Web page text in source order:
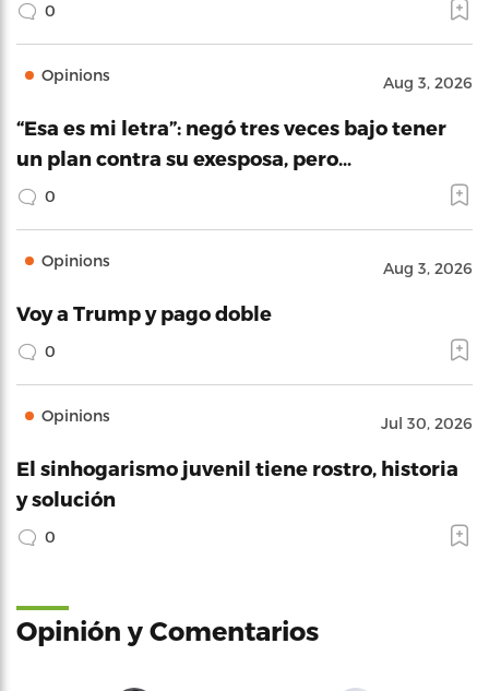
0
Opinions Aug 3, 2026
“Esa es mi letra”: negó tres veces bajo tener
un plan contra su exesposa, pero…
0
Opinions Aug 3, 2026
Voy a Trump y pago doble
0
Opinions Jul 30, 2026
El sinhogarismo juvenil tiene rostro, historia
y solución
0
Opinión y Comentarios